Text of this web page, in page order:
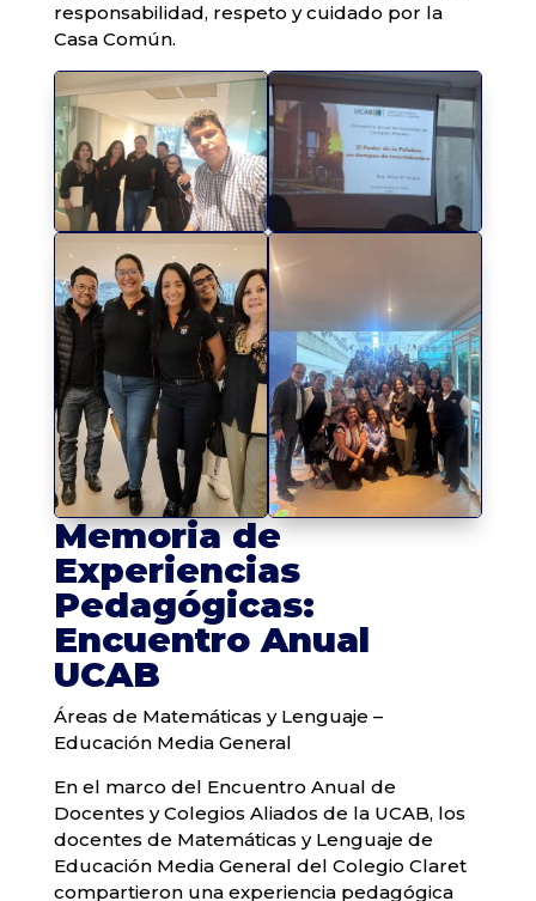
responsabilidad, respeto y cuidado por la
Casa Común.
Memoria de
Experiencias
Pedagógicas:
Encuentro Anual
UCAB
​Áreas de Matemáticas y Lenguaje –
Educación Media General
​En el marco del Encuentro Anual de
Docentes y Colegios Aliados de la UCAB, los
docentes de Matemáticas y Lenguaje de
Educación Media General del Colegio Claret
compartieron una experiencia pedagógica